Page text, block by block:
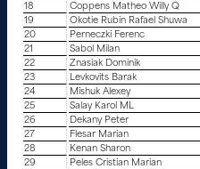
18
Coppens Matheo Willy Q
19
Okotie Rubin Rafael Shuwa
20
Perneczki Ferenc
21
Sabol Milan
22
Znasiak Dominik
23
Levkovits Barak
24
Mishuk Alexey
25
Salay Karol ML
26
Dekany Peter
27
Flesar Marian
28
Kenan Sharon
29
Peles Cristian Marian